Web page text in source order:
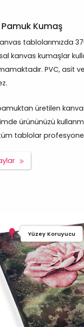
Pamuk Kumaş
tablolarımızda
kanvas kumaşlar
PVC, asit
üretilen
ürününüzü
tablolar profesyonel
Yüzey Koruyucu